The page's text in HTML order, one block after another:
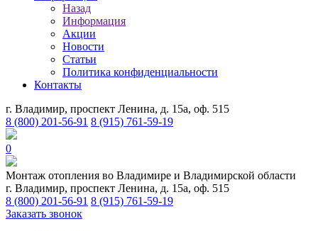
Назад
Информация
Акции
Новости
Статьи
Политика конфиденциальности
Контакты
г. Владимир, проспект Ленина, д. 15а, оф. 515
8 (800) 201-56-91 8 (915) 761-59-19
0
Монтаж отопления во Владимире и Владимирской области
г. Владимир, проспект Ленина, д. 15а, оф. 515
8 (800) 201-56-91 8 (915) 761-59-19
Заказать звонок